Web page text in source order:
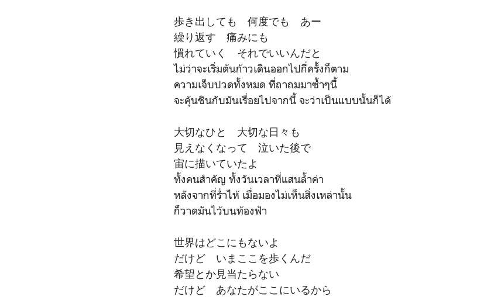
歩き出しても 何度でも あー
繰り返す 痛みにも
慣れていく それでいいんだと
ไม่ว่าจะเริ่มต้นก้าวเดินออกไปกี่ครั้งก็ตาม
ความเจ็บปวดทั้งหมด ที่ถาถมมาซ้ำๆนี้
จะคุ้นชินกับมันเรื่อยไปจากนี้ จะว่าเป็นแบบนั้นก็ได้
大切なひと 大切な日々も
見えなくなって 泣いた後で
宙に描いていたよ
ทั้งคนสำคัญ ทั้งวันเวลาที่แสนล้ำค่า
หลังจากที่ร่ำไห้ เมื่อมองไม่เห็นสิ่งเหล่านั้น
ก็วาดมันไว้บนท้องฟ้า
世界はどこにもないよ
だけど いまここを歩くんだ
希望とか見当たらない
だけど あなたがここにいるから